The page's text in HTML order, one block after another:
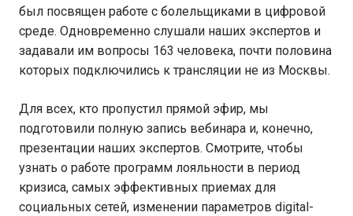
был посвящен работе с болельщиками в цифровой
среде. Одновременно слушали наших экспертов и
задавали им вопросы 163 человека, почти половина
которых подключились к трансляции не из Москвы.
Для всех, кто пропустил прямой эфир, мы
подготовили полную запись вебинара и, конечно,
презентации наших экспертов. Смотрите, чтобы
узнать о работе программ лояльности в период
кризиса, самых эффективных приемах для
социальных сетей, изменении параметров digital-